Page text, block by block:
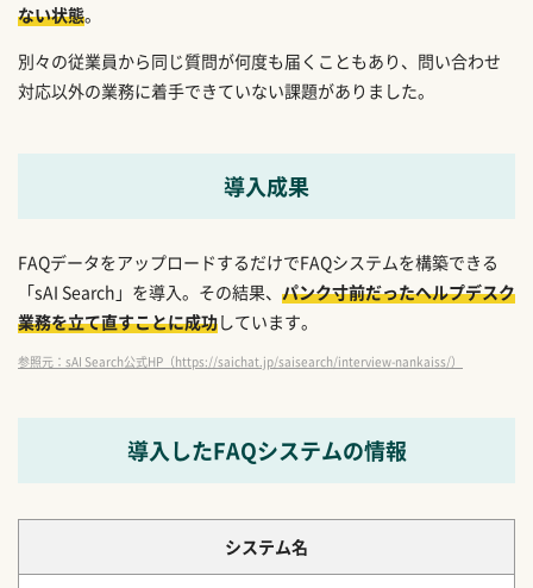
ない状態。
別々の従業員から同じ質問が何度も届くこともあり、問い合わせ
対応以外の業務に着手できていない課題がありました。
導入成果
FAQデータをアップロードするだけでFAQシステムを構築できる
「sAI Search」を導入。その結果、 パンク寸前だったヘルプデスク
業務を立て直すことに成功しています。
参照元：sAI Search公式HP（https://saichat.jp/saisearch/interview-nankaiss/）
導入したFAQシステムの情報
システム名